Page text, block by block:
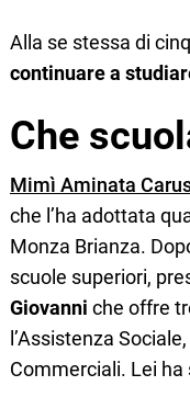
Alla se stessa di
continuare a
Che
Mimì Aminata
che l’ha adottata
Monza Brianza.
scuole superiori,
Giovanni che offre
l’Assistenza Sociale,
Commerciali. Lei